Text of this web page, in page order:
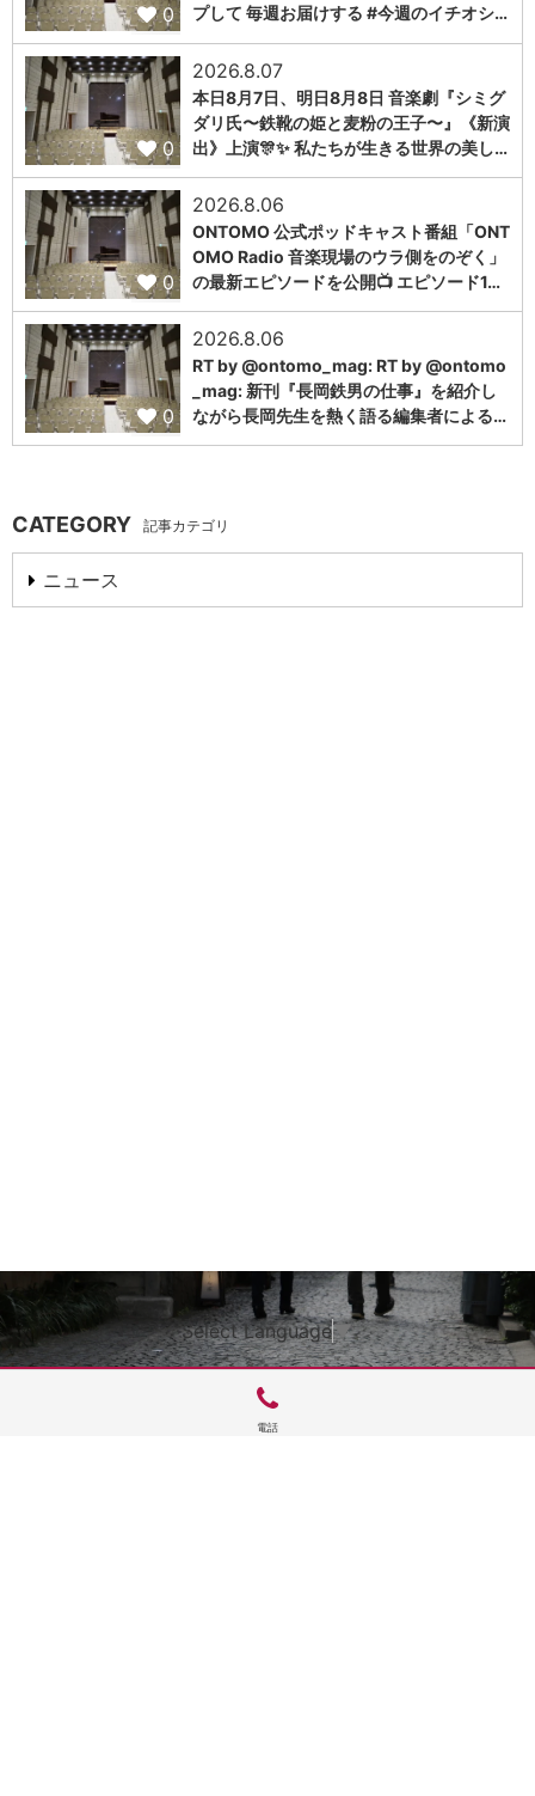
0
プして 毎週お届けする #今週のイチオシ…
0
2026.8.07
本日8月7日、明日8月8日 音楽劇『シミグ
ダリ氏〜鉄靴の姫と麦粉の王子〜』《新演
出》上演🎊✨ 私たちが生きる世界の美し…
0
2026.8.06
ONTOMO 公式ポッドキャスト番組「ONT
OMO Radio 音楽現場のウラ側をのぞく」
の最新エピソードを公開📺 エピソード1…
0
2026.8.06
RT by @ontomo_mag: RT by @ontomo
_mag: 新刊『長岡鉄男の仕事』を紹介し
ながら長岡先生を熱く語る編集者による…
CATEGORY 記事カテゴリ
ニュース
Select Language▼
電話